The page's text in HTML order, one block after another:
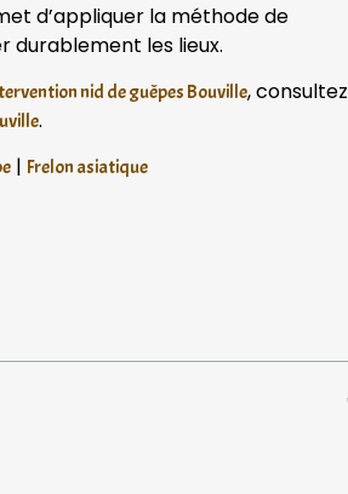
d’appliquer la méthode de
durablement les lieux.
nid de guêpes Bouville, consultez
.
| Frelon asiatique